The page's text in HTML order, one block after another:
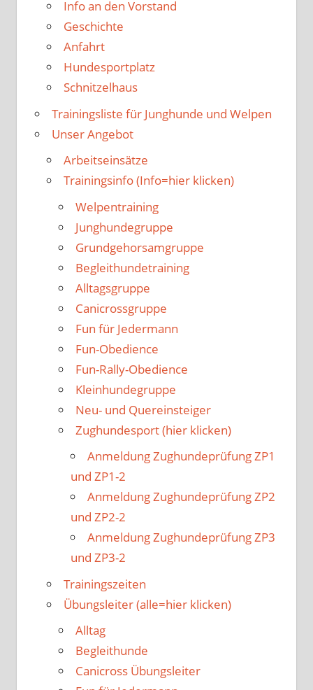
Info an den Vorstand
Geschichte
Anfahrt
Hundesportplatz
Schnitzelhaus
Trainingsliste für Junghunde und Welpen
Unser Angebot
Arbeitseinsätze
Trainingsinfo (Info=hier klicken)
Welpentraining
Junghundegruppe
Grundgehorsamgruppe
Begleithundetraining
Alltagsgruppe
Canicrossgruppe
Fun für Jedermann
Fun-Obedience
Fun-Rally-Obedience
Kleinhundegruppe
Neu- und Quereinsteiger
Zughundesport (hier klicken)
Anmeldung Zughundeprüfung ZP1
und ZP1-2
Anmeldung Zughundeprüfung ZP2
und ZP2-2
Anmeldung Zughundeprüfung ZP3
und ZP3-2
Trainingszeiten
Übungsleiter (alle=hier klicken)
Alltag
Begleithunde
Canicross Übungsleiter